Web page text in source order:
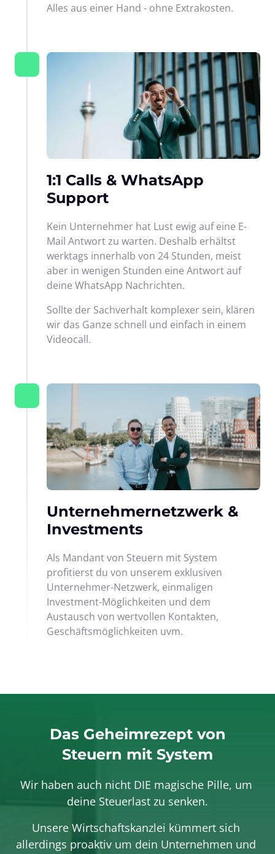
Alles aus einer Hand - ohne Extrakosten.
1:1 Calls & WhatsApp
Support
Kein Unternehmer hat Lust ewig auf eine E-
Mail Antwort zu warten. Deshalb erhältst
werktags innerhalb von 24 Stunden, meist
aber in wenigen Stunden eine Antwort auf
deine WhatsApp Nachrichten.
Sollte der Sachverhalt komplexer sein, klären
wir das Ganze schnell und einfach in einem
Videocall.
Unternehmernetzwerk &
Investments
Als Mandant von Steuern mit System
profitierst du von unserem exklusiven
Unternehmer-Netzwerk, einmaligen
Investment-Möglichkeiten und dem
Austausch von wertvollen Kontakten,
Geschäftsmöglichkeiten uvm.
Das Geheimrezept von
Steuern mit System
Wir haben auch nicht DIE magische Pille, um
deine Steuerlast zu senken.
Unsere Wirtschaftskanzlei kümmert sich
allerdings proaktiv um dein Unternehmen und